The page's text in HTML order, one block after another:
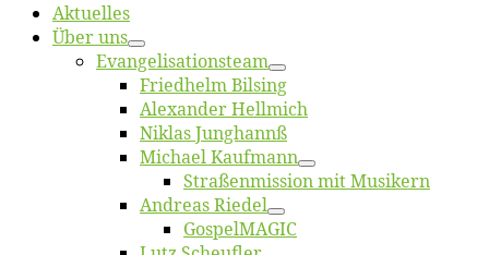
Ak­tu­el­les
Über uns
Evangelisa­tions­team
Fried­helm Bilsing
Alex­an­der Hellmich
Ni­klas Junghannß
Mi­cha­el Kaufmann
Straßenmis­sion mit Musikern
An­dre­as Riedel
Gos­pel­MA­GIC